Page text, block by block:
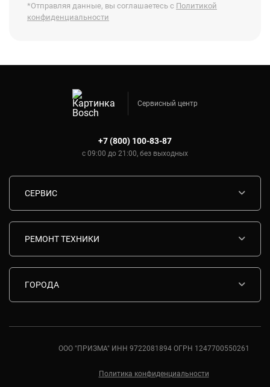
*Отправляя данные, вы соглашаетесь с Политикой
конфиденциальности
Сервисный центр
+7 (800) 100-83-87
с 09:00 до 21:00, без выходных
СЕРВИС
Комплектующие
Контакты
РЕМОНТ ТЕХНИКИ
Ремонт кондиционеров Bosch
ГОРОДА
Санкт-Петербург
ООО "ПРИЗМА" ИНН 9722081894 ОГРН 1247700550261
Политика конфиденциальности